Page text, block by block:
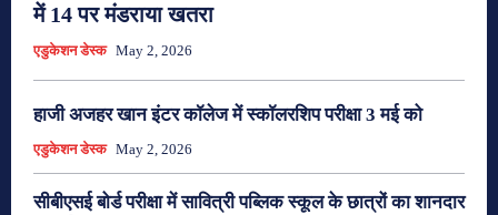
में 14 पर मंडराया खतरा
एडुकेशन डेस्क May 2, 2026
हाजी अजहर खान इंटर कॉलेज में स्कॉलरशिप परीक्षा 3 मई को
एडुकेशन डेस्क May 2, 2026
सीबीएसई बोर्ड परीक्षा में सावित्री पब्लिक स्कूल के छात्रों का शानदार